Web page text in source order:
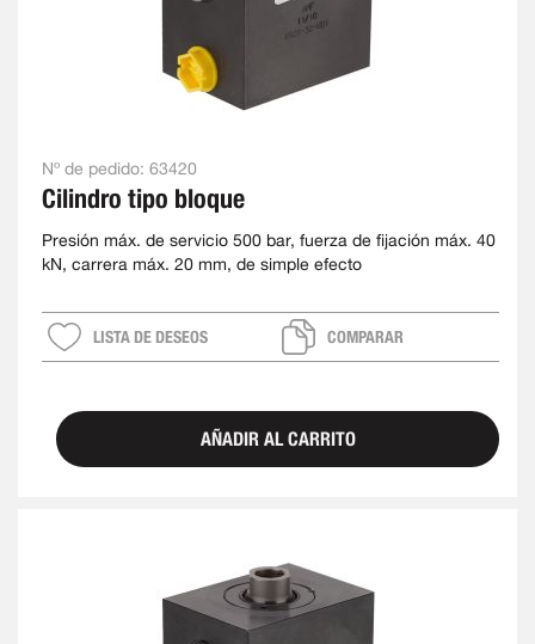
Nº de pedido: 63420
Cilindro tipo bloque
Presión máx. de servicio 500 bar, fuerza de fijación máx. 40
kN, carrera máx. 20 mm, de simple efecto
LISTA DE DESEOS COMPARAR
AÑADIR AL CARRITO